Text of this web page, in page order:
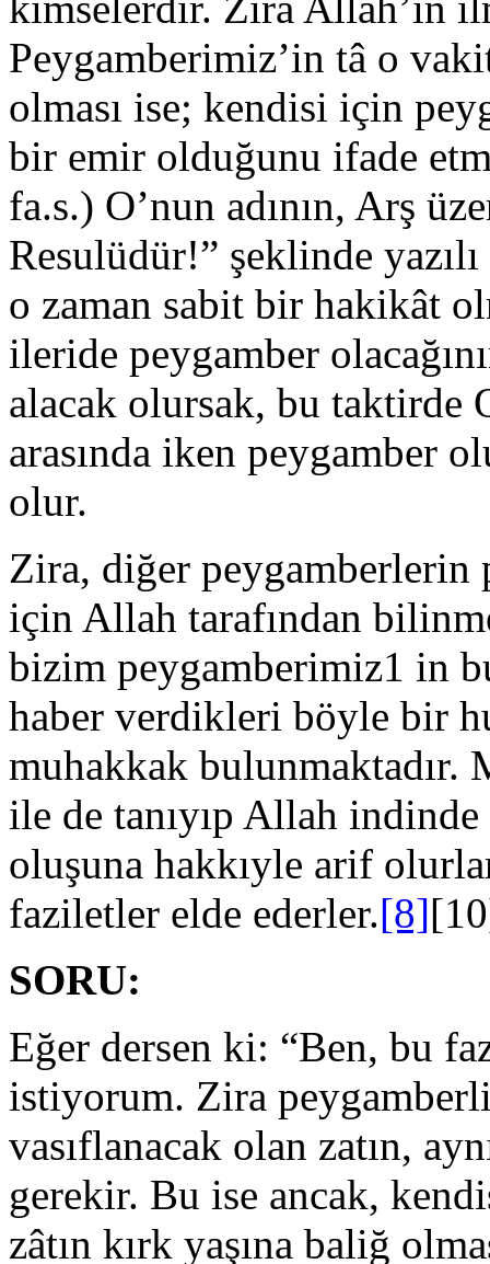
Peygamberimiz’in tâ o
olması ise; kendisi için
bir emir olduğunu ifade
fa.s.) O’nun adının, Arş
Resulüdür!” şeklinde
o zaman sabit bir hakikât
ileride peygamber
alacak olursak, bu taktirde
arasında iken peygamber
olur.
Zira, diğer peygamberlerin
için Allah tarafından
bizim peygamberimiz1 in
haber verdikleri böyle bir
muhakkak bulunmaktadır.
ile de tanıyıp Allah
oluşuna hakkıyle arif
faziletler elde ederler.[8]
SORU:
Eğer dersen ki: “Ben, bu
istiyorum. Zira
vasıflanacak olan zatın,
gerekir. Bu ise ancak,
zâtın kırk yaşına baliğ